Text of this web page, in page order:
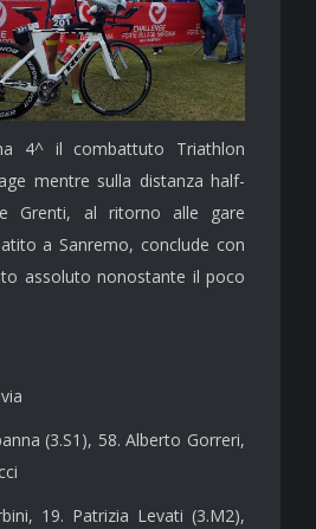
4^ il combattuto Triathlon
mentre sulla distanza half-
Grenti, al ritorno alle gare
a Sanremo, conclude con
assoluto nonostante il poco
(3.S1), 58. Alberto Gorreri,
19. Patrizia Levati (3.M2),